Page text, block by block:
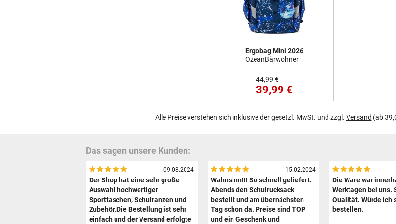
Ergobag Mini 2026
OzeanBärwohner
44,99 €
39,99 €
Alle Preise verstehen sich inklusive der gesetzl. MwSt. und zzgl. Versand (ab
Das sagen unsere Kunden:
09.08.2024
Der Shop hat eine sehr große
Auswahl hochwertiger
Sporttaschen, Schulranzen und
Zubehör.Die Bestellung ist sehr
einfach und der Versand erfolgte
15.02.2024
Wahnsinn!!! So schnell geliefert.
Abends den Schulrucksack
bestellt und am übernächsten
Tag schon da. Preise sind TOP
und ein Geschenk und
Die Ware war
Werktagen bei uns.
Qualität. Würde ich
bestellen.